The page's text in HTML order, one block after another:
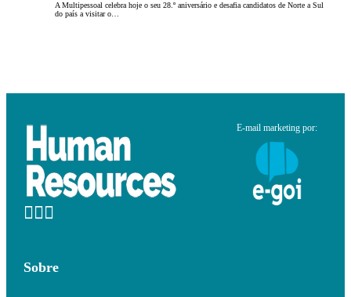
A Multipessoal celebra hoje o seu 28.º aniversário e desafia candidatos de Norte a Sul
do país a visitar o…
E-mail marketing por:
Sobre